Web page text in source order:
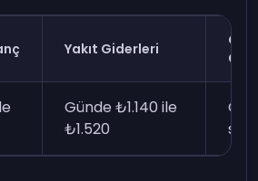
Yakıt Giderleri
Günde ₺1.140 ile
₺1.520